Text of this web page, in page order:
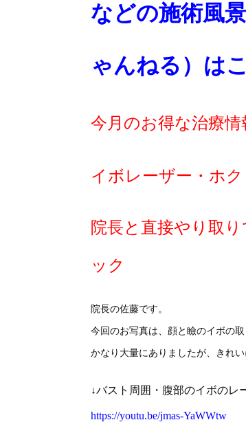
などの施術風
ゃんねる）は
今月のお得な治療情
イボレーザー・ホ
院長と直接やり取
ック
院長の佐藤です。
今回のお写真は、顔と瞼のイボの
かなり大量にありましたが、きれ
↓バスト周囲・腹部のイボのレ
https://youtu.be/jmas-YaWWtw